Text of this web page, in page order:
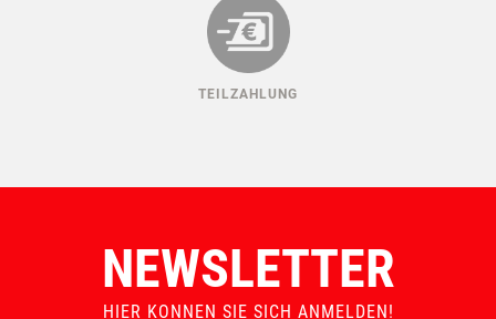
TEILZAHLUNG
NEWSLETTER
HIER KONNEN SIE SICH ANMELDEN!